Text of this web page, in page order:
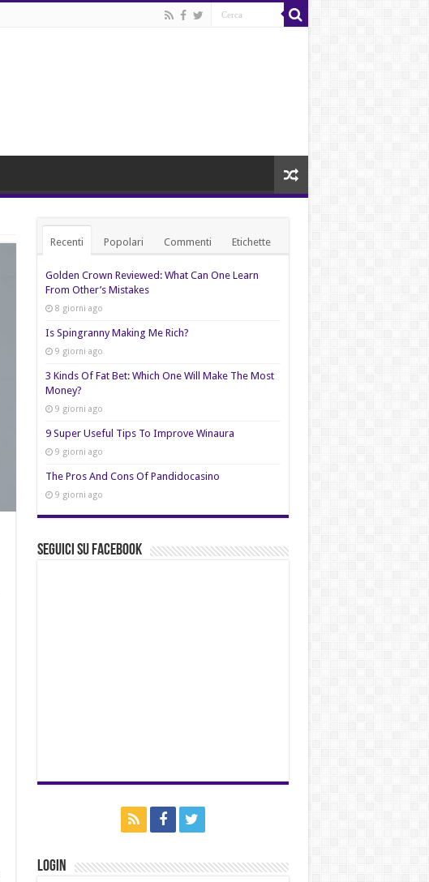
Recenti Popolari Commenti Etichette
Golden Crown Reviewed: What Can One Learn
From Other’s Mistakes
8 giorni ago
Is Spingranny Making Me Rich?
9 giorni ago
3 Kinds Of Fat Bet: Which One Will Make The Most
Money?
9 giorni ago
9 Super Useful Tips To Improve Winaura
9 giorni ago
The Pros And Cons Of Pandidocasino
9 giorni ago
Seguici su Facebook
Login